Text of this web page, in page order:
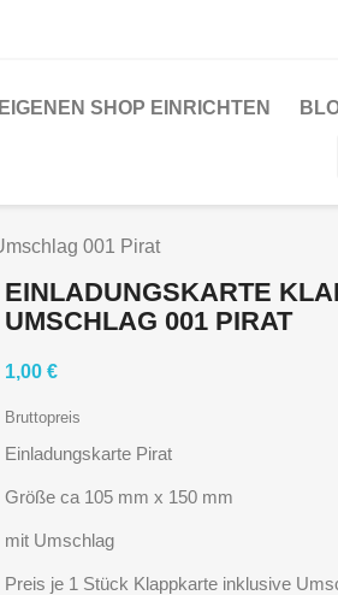
EIGENEN SHOP EINRICHTEN
001 Pirat
EINLADUNGSKARTE
UMSCHLAG 001 PIRAT
1,00 €
Bruttopreis
Einladungskarte Pirat
Größe ca 105 mm x 150 mm
mit Umschlag
Preis je 1 Stück Klappkarte inklusive